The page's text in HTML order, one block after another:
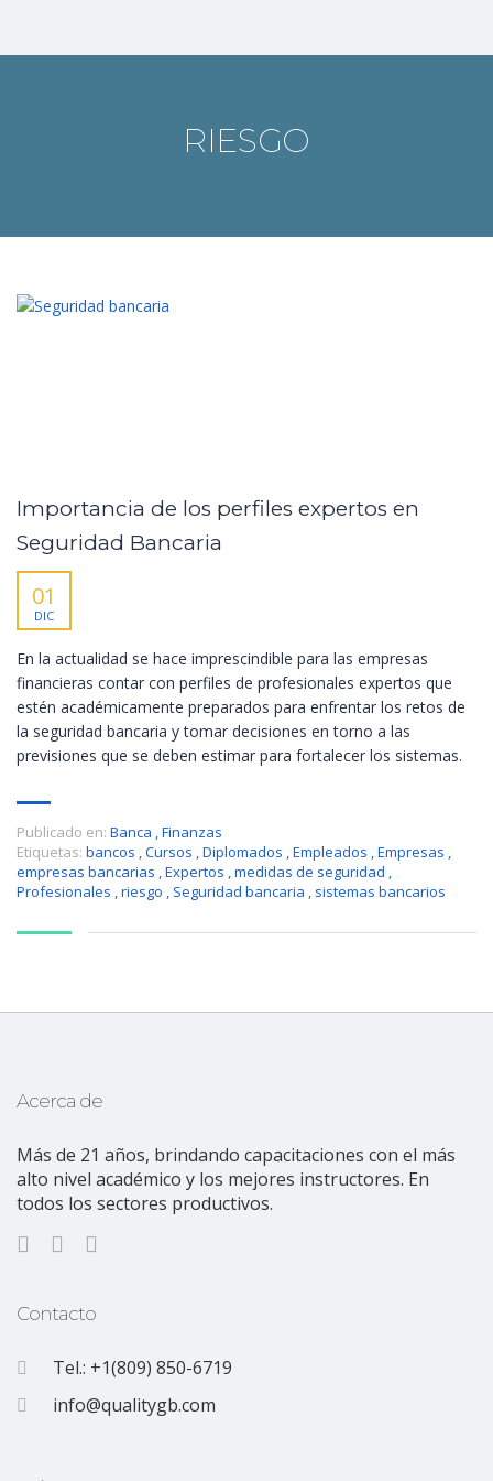
RIESGO
Importancia de los perfiles expertos en
Seguridad Bancaria
01
DIC
En la actualidad se hace imprescindible para las empresas
financieras contar con perfiles de profesionales expertos que
estén académicamente preparados para enfrentar los retos de
la seguridad bancaria y tomar decisiones en torno a las
previsiones que se deben estimar para fortalecer los sistemas.
Publicado en: Banca ,Finanzas
Etiquetas: bancos ,Cursos ,Diplomados ,Empleados ,Empresas ,
empresas bancarias ,Expertos ,medidas de seguridad ,
Profesionales ,riesgo , Seguridad bancaria , sistemas bancarios
Acerca de
Más de 21 años, brindando capacitaciones con el más
alto nivel académico y los mejores instructores. En
todos los sectores productivos.
Contacto
Tel.: +1(809) 850-6719
info@qualitygb.com